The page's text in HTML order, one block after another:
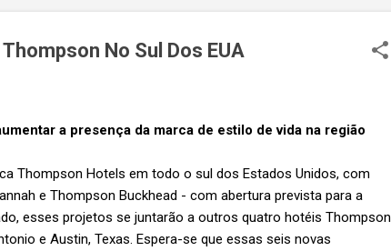
No Sul Dos EUA
a presença da marca de estilo de vida na região
Thompson Hotels em todo o sul dos Estados Unidos, com
e Thompson Buckhead - com abertura prevista para a
esses projetos se juntarão a outros quatro hotéis Thompson
e Austin, Texas. Espera-se que essas seis novas